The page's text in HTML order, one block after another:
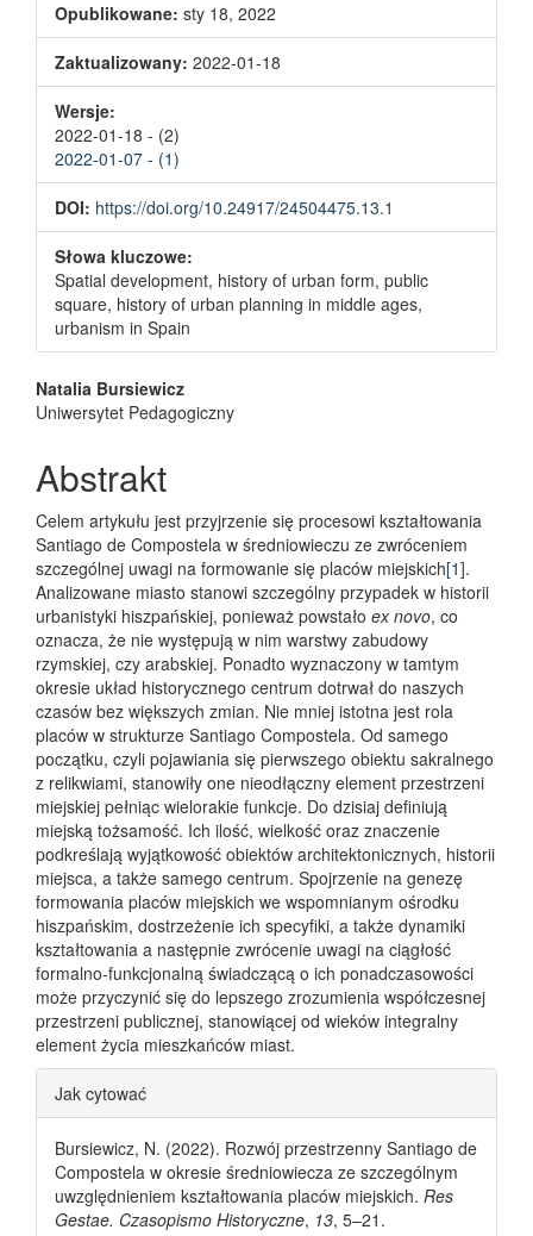
Opublikowane: sty 18, 2022
Zaktualizowany: 2022-01-18
Wersje:
2022-01-18 - (2)
2022-01-07 - (1)
DOI: https://doi.org/10.24917/24504475.13.1
Słowa kluczowe:
Spatial development, history of urban form, public
square, history of urban planning in middle ages,
urbanism in Spain
Main Article Content
Natalia Bursiewicz
Uniwersytet Pedagogiczny
Abstrakt
Celem artykułu jest przyjrzenie się procesowi kształtowania
Santiago de Compostela w średniowieczu ze zwróceniem
szczególnej uwagi na formowanie się placów miejskich[1].
Analizowane miasto stanowi szczególny przypadek w historii
urbanistyki hiszpańskiej, ponieważ powstało ex novo, co
oznacza, że nie występują w nim warstwy zabudowy
rzymskiej, czy arabskiej. Ponadto wyznaczony w tamtym
okresie układ historycznego centrum dotrwał do naszych
czasów bez większych zmian. Nie mniej istotna jest rola
placów w strukturze Santiago Compostela. Od samego
początku, czyli pojawiania się pierwszego obiektu sakralnego
z relikwiami, stanowiły one nieodłączny element przestrzeni
miejskiej pełniąc wielorakie funkcje. Do dzisiaj definiują
miejską tożsamość. Ich ilość, wielkość oraz znaczenie
podkreślają wyjątkowość obiektów architektonicznych, historii
miejsca, a także samego centrum. Spojrzenie na genezę
formowania placów miejskich we wspomnianym ośrodku
hiszpańskim, dostrzeżenie ich specyfiki, a także dynamiki
kształtowania a następnie zwrócenie uwagi na ciągłość
formalno-funkcjonalną świadczącą o ich ponadczasowości
może przyczynić się do lepszego zrozumienia współczesnej
przestrzeni publicznej, stanowiącej od wieków integralny
element życia mieszkańców miast.
Article Details
Jak cytować
Bursiewicz, N. (2022). Rozwój przestrzenny Santiago de
Compostela w okresie średniowiecza ze szczególnym
uwzględnieniem kształtowania placów miejskich. Res
Gestae. Czasopismo Historyczne, 13, 5–21.